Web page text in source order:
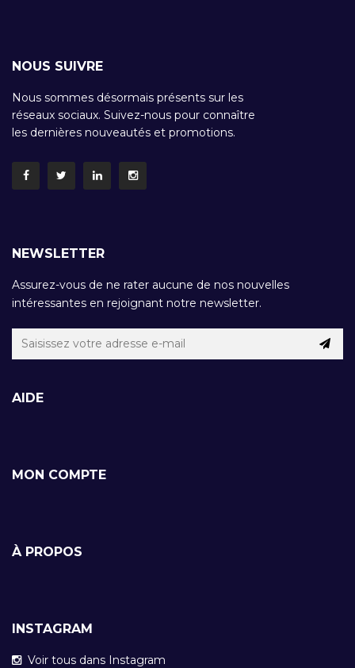
NOUS SUIVRE
Nous sommes désormais présents sur les
réseaux sociaux. Suivez-nous pour connaître
les dernières nouveautés et promotions.
NEWSLETTER
Assurez-vous de ne rater aucune de nos nouvelles
intéressantes en rejoignant notre newsletter.
AIDE
MON COMPTE
À PROPOS
INSTAGRAM
Voir tous dans Instagram